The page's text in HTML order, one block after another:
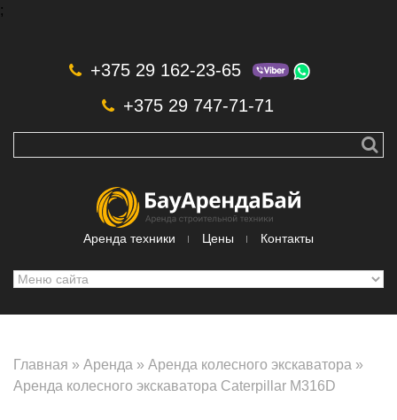
;
+375 29 162-23-65
+375 29 747-71-71
Аренда техники Цены Контакты
Главная » Аренда » Аренда колесного экскаватора »
Аренда колесного экскаватора Caterpillar M316D